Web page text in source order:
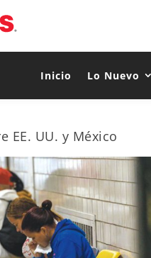
Inicio Lo Nuevo
EE. UU. y México